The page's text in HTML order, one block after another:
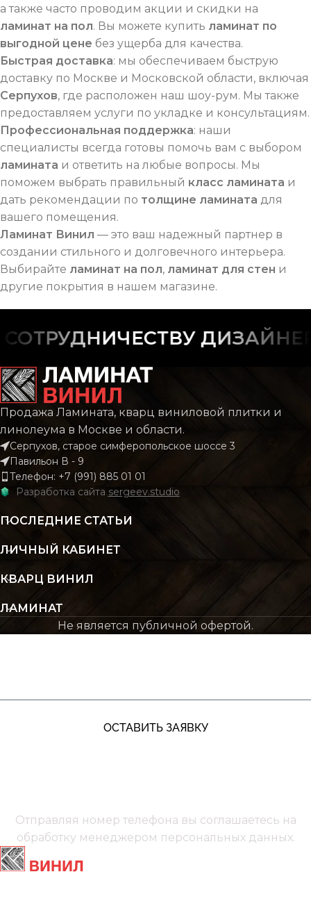
а также часто проводим акции и скидки на
ламинат на пол. Вы можете купить ламинат по
выгодной цене без ущерба для качества.
Быстрая доставка: мы обеспечиваем быструю
доставку по Москве и Московской области, включая
Серпухов, где расположен наш шоу-рум. Мы также
предоставляем услуги по укладке и консультациям.
Профессиональная поддержка: наши
специалисты всегда готовы помочь вам с выбором
ламината и ответить на любые вопросы. Мы
поможем выбрать правильный класс ламината и
дать рекомендации по толщине ламината для
вашего помещения.
Ламинат Винил — это ваш надежный партнер в
создании стильного и долговечного интерьера.
Выбирайте ламинат на пол, ламинат для стен и
другие покрытия в нашем магазине.
Продажа Ламината, кварц виниловой плитки и
линолеума в Москве и области.
Серпухов, старое симферопольское шоссе 3
Павильон В - 9
Телефон: +7 (991) 885 01 01
Разработка сайта sergeev.studio
ПОСЛЕДНИЕ СТАТЬИ
ЛИЧНЫЙ КАБИНЕТ
КВАРЦ ВИНИЛ
ЛАМИНАТ
Не является публичной офертой.
ОСТАВИТЬ ЗАЯВКУ
Отправляя номер телефона вы соглашаетесь на
обработку менеджером персональных данных.